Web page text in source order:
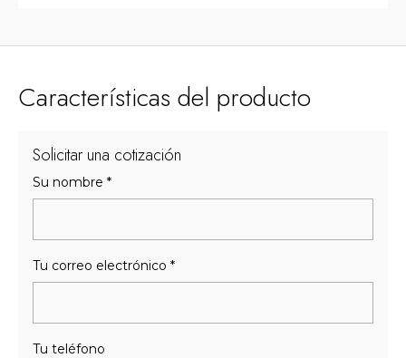
Características del producto
Solicitar una cotización
Su nombre *
Tu correo electrónico *
Tu teléfono